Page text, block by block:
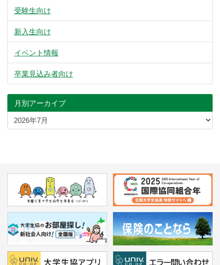
受験生向け
新入生向け
イベント情報
卒業見込み者向け
月別アーカイブ